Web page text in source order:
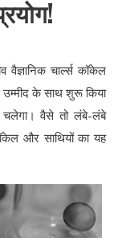
वैज्ञानिक चार्ल्स कॉकेल
के साथ शुरू किया
वैसे तो लंबे-लंबे
और साथियों का यह